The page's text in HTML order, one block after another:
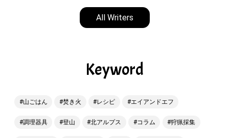
All Writers
Keyword
山ごはん 焚き火 レシピ エイアンドエフ
調理器具 登山 北アルプス コラム 狩猟採集